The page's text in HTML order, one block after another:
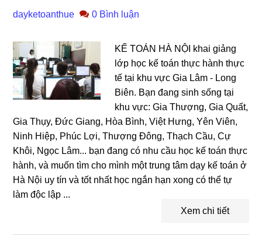
dayketoanthue 0 Bình luận
KẾ TOÁN HÀ NỘI khai giảng
lớp học kế toán thực hành thực
tế tại khu vực Gia Lâm - Long
Biên. Bạn đang sinh sống tại
khu vực: Gia Thượng, Gia Quất,
Gia Thụy, Đức Giang, Hòa Bình, Việt Hưng, Yên Viên,
Ninh Hiệp, Phúc Lợi, Thượng Đông, Thạch Cầu, Cự
Khôi, Ngọc Lâm... bạn đang có nhu cầu học kế toán thực
hành, và muốn tìm cho mình một trung tâm dạy kế toán ở
Hà Nội uy tín và tốt nhất học ngắn hạn xong có thể tự
làm độc lập ...
Xem chi tiết